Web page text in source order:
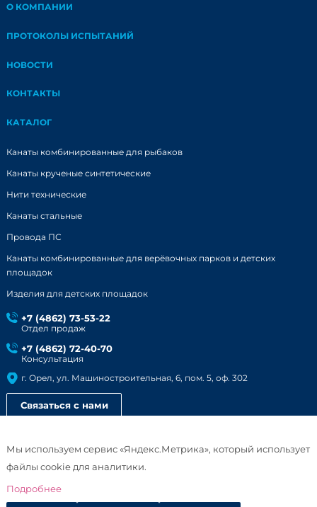
О КОМПАНИИ
ПРОТОКОЛЫ ИСПЫТАНИЙ
НОВОСТИ
КОНТАКТЫ
КАТАЛОГ
Канаты комбинированные для рыбаков
Канаты крученые синтетические
Нити технические
Канаты стальные
Провода ПС
Канаты комбинированные для верёвочных парков и детских
площадок
Изделия для детских площадок
+7 (4862) 73-53-22
Отдел продаж
+7 (4862) 72-40-70
Консультация
г. Орел, ул. Машиностроительная, 6, пом. 5, оф. 302
Связаться с нами
© ООО «Орел Канат». 2026 г.
Политика конфиденциальности
Мы используем сервис «Яндекс.Метрика», который использует
файлы cookie для аналитики.
Подробнее